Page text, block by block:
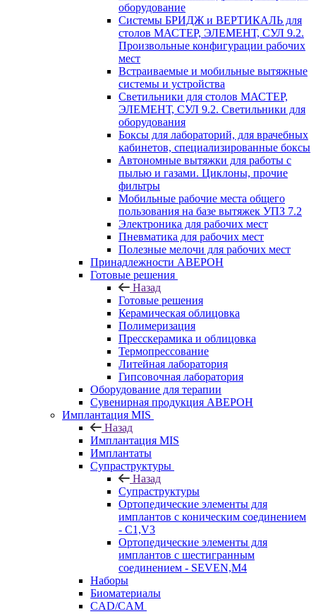
оборудование
Системы БРИДЖ и ВЕРТИКАЛЬ для
столов МАСТЕР, ЭЛЕМЕНТ, СУЛ 9.2.
Произвольные конфигурации рабочих
мест
Встраиваемые и мобильные вытяжные
системы и устройства
Светильники для столов МАСТЕР,
ЭЛЕМЕНТ, СУЛ 9.2. Светильники для
оборудования
Боксы для лабораторий, для врачебных
кабинетов, специализированные боксы
Автономные вытяжки для работы с
пылью и газами. Циклоны, прочие
фильтры
Мобильные рабочие места общего
пользования на базе вытяжек УПЗ 7.2
Электроника для рабочих мест
Пневматика для рабочих мест
Полезные мелочи для рабочих мест
Принадлежности АВЕРОН
Готовые решения
Назад
Готовые решения
Керамическая облицовка
Полимеризация
Пресскерамика и облицовка
Термопрессование
Литейная лаборатория
Гипсовочная лаборатория
Оборудование для терапии
Сувенирная продукция АВЕРОН
Имплантация MIS
Назад
Имплантация MIS
Имплантаты
Супраструктуры
Назад
Супраструктуры
Ортопедические элементы для
имплантов с коническим соединением
- C1,V3
Ортопедические элементы для
имплантов с шестигранным
соединением - SEVEN,M4
Наборы
Биоматериалы
CAD/CAM